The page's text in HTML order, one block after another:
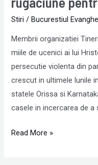
Stiri /Bucurestiul
Membrii organizatiei
miile de ucenici ai lui
persecutie violenta din
crescut in ultimele lunile
statele Orissa si
casele in incercarea de a
rugaciune
–
Chemare
la
rugaciune
pentru
India!
Read More »